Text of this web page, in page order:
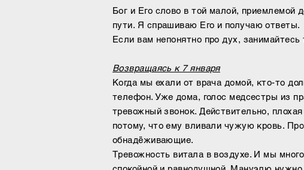
Бог и Его слово в той малой, приемлемой
пути. Я спрашиваю Его и получаю ответы.
Если вам непонятно про дух,
Возвращаясь к 7 января
Когда мы ехали от врача домой, кто-то
телефон. Уже дома, голос медсестры из
тревожный звонок. Действительно,
потому, что ему вливали чужую кровь.
обнадёживающие.
Тревожность витала в воздухе. И мы